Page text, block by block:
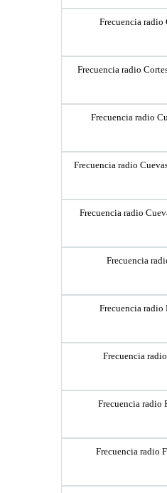
Frecuencia radio
Frecuencia radio
Frecuencia radio
Frecuencia radio
Frecuencia radio
Frecuencia
Frecuencia radio
Frecuencia
Frecuencia radio
Frecuencia radio